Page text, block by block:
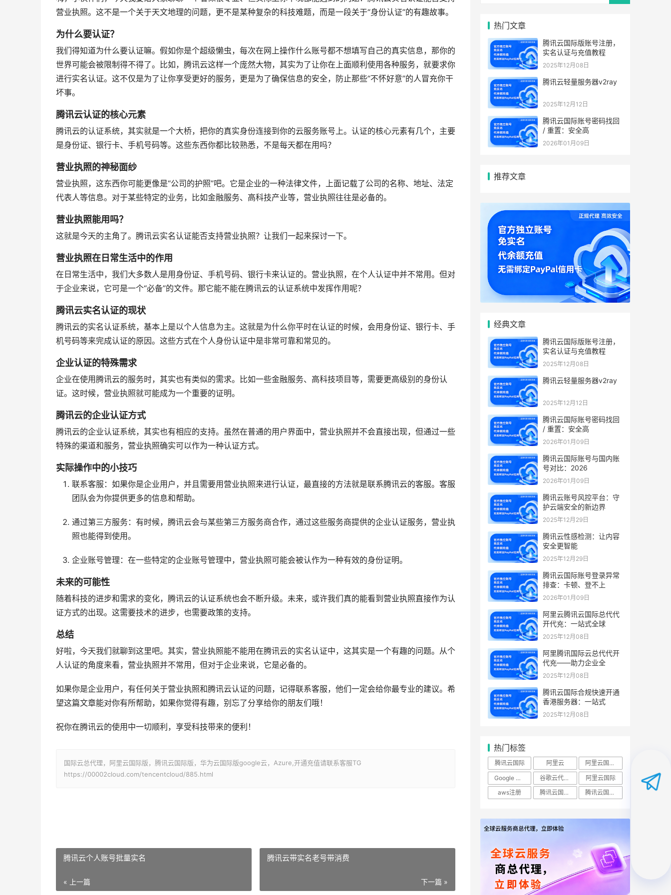
营业执照。这不是一个关于天文地理的问题，更不是某种复杂的科技难题，而是一段关于“身份认证”的有趣故事。
为什么要认证？
我们得知道为什么要认证嘛。假如你是个超级懒虫，每次在网上操作什么账号都不想填写自己的真实信息，那你的
世界可能会被限制得不得了。比如，腾讯云这样一个庞然大物，其实为了让你在上面顺利使用各种服务，就要求你
进行实名认证。这不仅是为了让你享受更好的服务，更是为了确保信息的安全，防止那些“不怀好意”的人冒充你干
坏事。
腾讯云认证的核心元素
腾讯云的认证系统，其实就是一个大桥，把你的真实身份连接到你的云服务账号上。认证的核心元素有几个，主要
是身份证、银行卡、手机号码等。这些东西你都比较熟悉，不是每天都在用吗？
营业执照的神秘面纱
营业执照，这东西你可能更像是“公司的护照”吧。它是企业的一种法律文件，上面记载了公司的名称、地址、法定
代表人等信息。对于某些特定的业务，比如金融服务、高科技产业等，营业执照往往是必备的。
营业执照能用吗？
这就是今天的主角了。腾讯云实名认证能否支持营业执照？让我们一起来探讨一下。
营业执照在日常生活中的作用
在日常生活中，我们大多数人是用身份证、手机号码、银行卡来认证的。营业执照，在个人认证中并不常用。但对
于企业来说，它可是一个“必备”的文件。那它能不能在腾讯云的认证系统中发挥作用呢？
腾讯云实名认证的现状
腾讯云的实名认证系统，基本上是以个人信息为主。这就是为什么你平时在认证的时候，会用身份证、银行卡、手
机号码等来完成认证的原因。这些方式在个人身份认证中是非常可靠和常见的。
企业认证的特殊需求
企业在使用腾讯云的服务时，其实也有类似的需求。比如一些金融服务、高科技项目等，需要更高级别的身份认
证。这时候，营业执照就可能成为一个重要的证明。
腾讯云的企业认证方式
腾讯云的企业认证系统，其实也有相应的支持。虽然在普通的用户界面中，营业执照并不会直接出现，但通过一些
特殊的渠道和服务，营业执照确实可以作为一种认证方式。
实际操作中的小技巧
联系客服：如果你是企业用户，并且需要用营业执照来进行认证，最直接的方法就是联系腾讯云的客服。客服
团队会为你提供更多的信息和帮助。
通过第三方服务：有时候，腾讯云会与某些第三方服务商合作，通过这些服务商提供的企业认证服务，营业执
照也能得到使用。
企业账号管理：在一些特定的企业账号管理中，营业执照可能会被认作为一种有效的身份证明。
未来的可能性
随着科技的进步和需求的变化，腾讯云的认证系统也会不断升级。未来，或许我们真的能看到营业执照直接作为认
证方式的出现。这需要技术的进步，也需要政策的支持。
总结
好啦，今天我们就聊到这里吧。其实，营业执照能不能用在腾讯云的实名认证中，这其实是一个有趣的问题。从个
人认证的角度来看，营业执照并不常用，但对于企业来说，它是必备的。
如果你是企业用户，有任何关于营业执照和腾讯云认证的问题，记得联系客服，他们一定会给你最专业的建议。希
望这篇文章能对你有所帮助，如果你觉得有趣，别忘了分享给你的朋友们哦！
祝你在腾讯云的使用中一切顺利，享受科技带来的便利！
国际云总代理，阿里云国际版，腾讯云国际版，华为云国际版google云，Azure,开通充值请联系客服TG
https://00002cloud.com/tencentcloud/885.html
腾讯云个人账号批量实名
« 上一篇
腾讯云带实名老号带消费
下一篇 »
热门文章
腾讯云国际版账号注册，
实名认证与充值教程
2025年12月08日
腾讯云轻量服务器v2ray
2025年12月12日
腾讯云国际账号密码找回
/ 重置：安全高
2026年01月09日
推荐文章
经典文章
腾讯云国际版账号注册，
实名认证与充值教程
2025年12月08日
腾讯云轻量服务器v2ray
2025年12月12日
腾讯云国际账号密码找回
/ 重置：安全高
2026年01月09日
腾讯云国际账号与国内账
号对比：2026
2026年01月09日
腾讯云账号风控平台：守
护云端安全的新边界
2025年12月29日
腾讯云性感检测：让内容
安全更智能
2025年12月29日
腾讯云国际账号登录异常
排查：卡顿、登不上
2026年01月09日
阿里云腾讯云国际总代代
开代充：一站式全球
2025年12月08日
阿里腾讯国际云总代代开
代充——助力企业全
2025年12月08日
腾讯云国际合规快速开通
香港服务器：一站式
2025年12月08日
热门标签
腾讯云国际 阿里云
阿里云国际站
Google Cloud
谷歌云代理商
阿里云国际
aws注册
腾讯云国际实名账号 腾讯云国际账号